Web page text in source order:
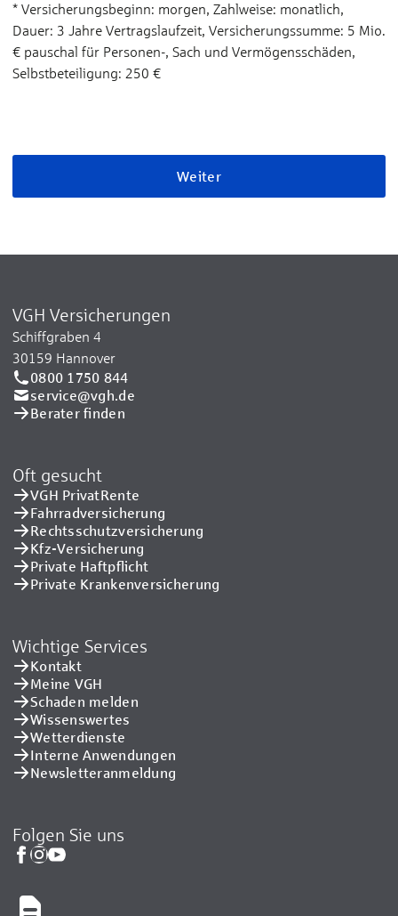
* Versicherungsbeginn: morgen, Zahlweise: monatlich,
Dauer: 3 Jahre Vertragslaufzeit, Versicherungssumme: 5 Mio.
€ pauschal für Personen-, Sach­ und Vermögensschäden,
Selbstbeteiligung: 250 €
Weiter
VGH Versicherungen
Schiffgraben 4
30159 Hannover
0800 1750 844
service@vgh.de
Berater finden
Oft gesucht
VGH PrivatRente
Fahrradversicherung
Rechtsschutzversicherung
Kfz-Versicherung
Private Haftpflicht
Private Kranken­versicherung
Wichtige Services
Kontakt
Meine VGH
Schaden melden
Wissenswertes
Wetterdienste
Interne Anwendungen
Newsletteranmeldung
Folgen Sie uns